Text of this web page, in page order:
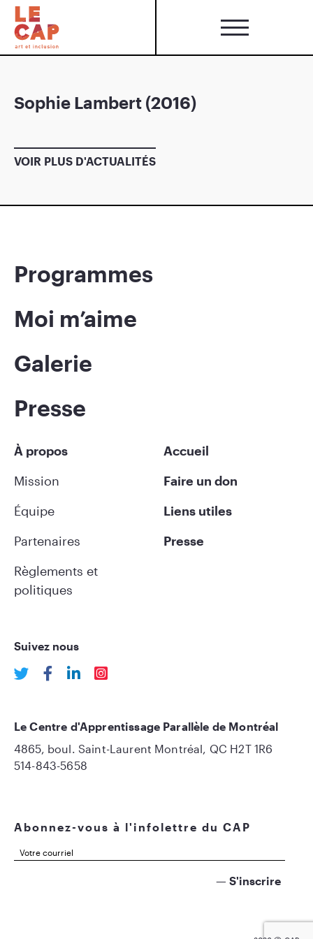
Sophie Lambert (2016)
VOIR PLUS D'ACTUALITÉS
Programmes
Moi m’aime
Galerie
Presse
À propos
Mission
Équipe
Partenaires
Règlements et
politiques
Accueil
Faire un don
Liens utiles
Presse
Suivez nous
Abonnez-vous à l'infolettre du CAP
Le Centre d'Apprentissage Parallèle de Montréal
4865, boul. Saint-Laurent Montréal, QC H2T 1R6
514-843-5658